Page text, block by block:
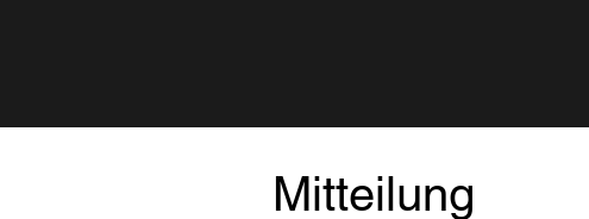
Mitteilung